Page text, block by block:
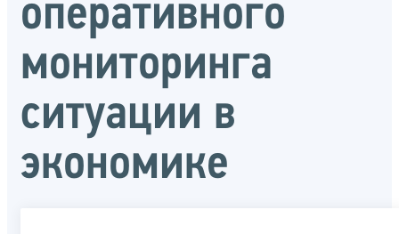
оперативного
мониторинга
ситуации в
экономике